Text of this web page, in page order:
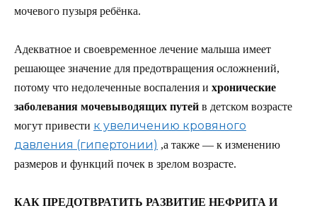
мочевого пузыря ребёнка.
Адекватное и своевременное лечение малыша имеет
решающее значение для предотвращения осложнений,
потому что недолеченные воспаления и хронические
заболевания мочевыводящих путей в детском возрасте
могут привести к увеличению кровяного
давления (гипертонии) ,а также — к изменению
размеров и функций почек в зрелом возрасте.
КАК ПРЕДОТВРАТИТЬ РАЗВИТИЕ НЕФРИТА И